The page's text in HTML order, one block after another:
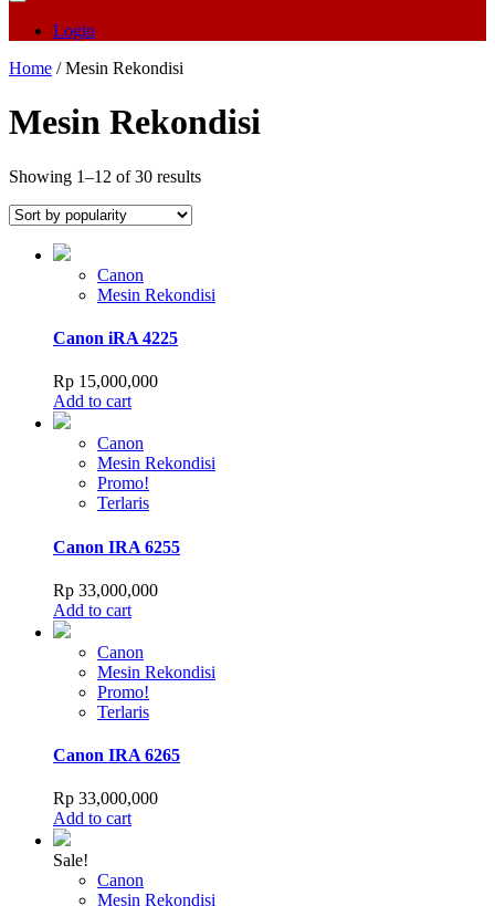
Login
Home / Mesin Rekondisi
Mesin Rekondisi
Showing 1–12 of 30 resultsSorted
Canon
Mesin Rekondisi
Canon iRA 4225
Rp 15,000,000
Add to cart
Canon
Mesin Rekondisi
Promo!
Terlaris
Canon IRA 6255
Rp 33,000,000
Add to cart
Canon
Mesin Rekondisi
Promo!
Terlaris
Canon IRA 6265
Rp 33,000,000
Add to cart
Sale!
Canon
Mesin Rekondisi